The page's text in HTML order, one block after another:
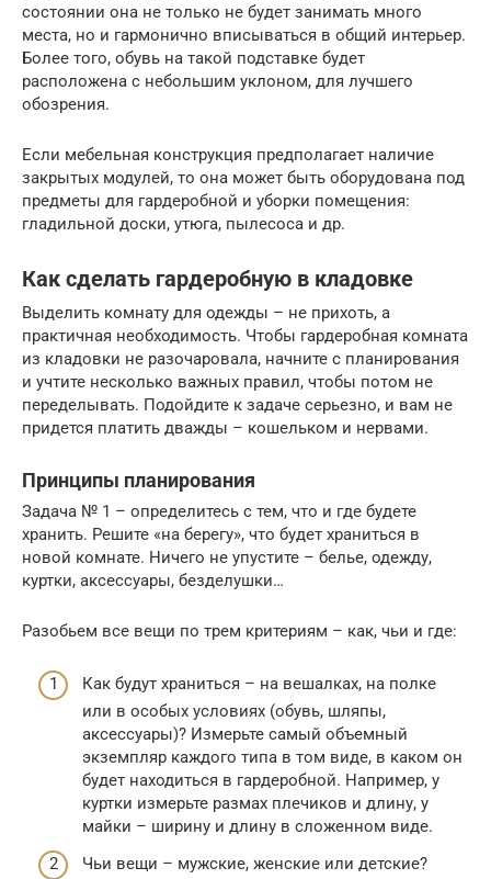
состоянии она не только не будет занимать много
места, но и гармонично вписываться в общий интерьер.
Более того, обувь на такой подставке будет
расположена с небольшим уклоном, для лучшего
обозрения.
Если мебельная конструкция предполагает наличие
закрытых модулей, то она может быть оборудована под
предметы для гардеробной и уборки помещения:
гладильной доски, утюга, пылесоса и др.
Как сделать гардеробную в кладовке
Выделить комнату для одежды – не прихоть, а
практичная необходимость. Чтобы гардеробная комната
из кладовки не разочаровала, начните с планирования
и учтите несколько важных правил, чтобы потом не
переделывать. Подойдите к задаче серьезно, и вам не
придется платить дважды – кошельком и нервами.
Принципы планирования
Задача № 1 – определитесь с тем, что и где будете
хранить. Решите «на берегу», что будет храниться в
новой комнате. Ничего не упустите – белье, одежду,
куртки, аксессуары, безделушки…
Разобьем все вещи по трем критериям – как, чьи и где:
Как будут храниться – на вешалках, на полке
или в особых условиях (обувь, шляпы,
аксессуары)? Измерьте самый объемный
экземпляр каждого типа в том виде, в каком он
будет находиться в гардеробной. Например, у
куртки измерьте размах плечиков и длину, у
майки – ширину и длину в сложенном виде.
Чьи вещи – мужские, женские или детские?